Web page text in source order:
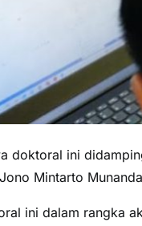
doktoral ini
Mintarto
ini dalam rangka